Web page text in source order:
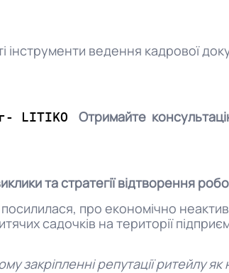
ведення кадрової
LITIKO
Отримайте
та стратегії відтворення
посилилася, про економічно
садочків на території
закріпленні репутації ритейлу